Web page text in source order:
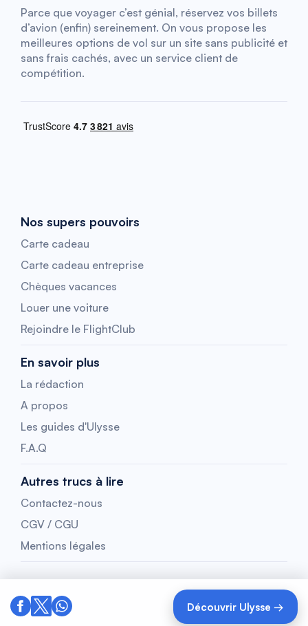
Découvrir Ulysse →
Parce que voyager c’est génial, réservez vos billets
d’avion (enfin) sereinement. On vous propose les
meilleures options de vol sur un site sans publicité et
sans frais cachés, avec un service client de
compétition.
Nos supers pouvoirs
Carte cadeau
Carte cadeau entreprise
Chèques vacances
Louer une voiture
Rejoindre le FlightClub
En savoir plus
La rédaction
A propos
Les guides d'Ulysse
F.A.Q
Autres trucs à lire
Contactez-nous
CGV / CGU
Mentions légales